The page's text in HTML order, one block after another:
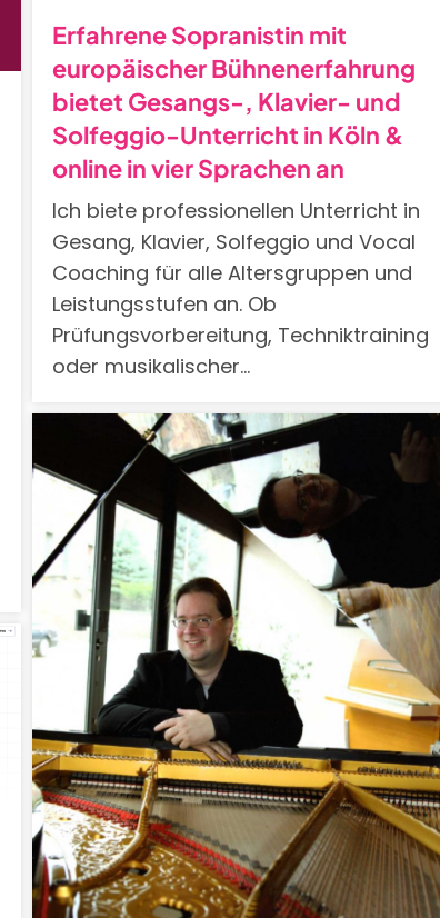
Erfahrene Sopranistin mit
europäischer Bühnenerfahrung
bietet Gesangs-, Klavier- und
Solfeggio-Unterricht in Köln &
online in vier Sprachen an
Ich biete professionellen Unterricht in
Gesang, Klavier, Solfeggio und Vocal
Coaching für alle Altersgruppen und
Leistungsstufen an. Ob
Prüfungsvorbereitung, Techniktraining
oder musikalischer…